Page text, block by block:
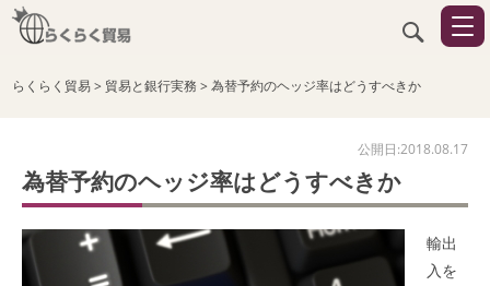
らくらく貿易> 貿易と銀行実務 >為替予約のヘッジ率はどうすべきか
公開日:2018.08.17
為替予約のヘッジ率はどうすべきか
輸出
入を